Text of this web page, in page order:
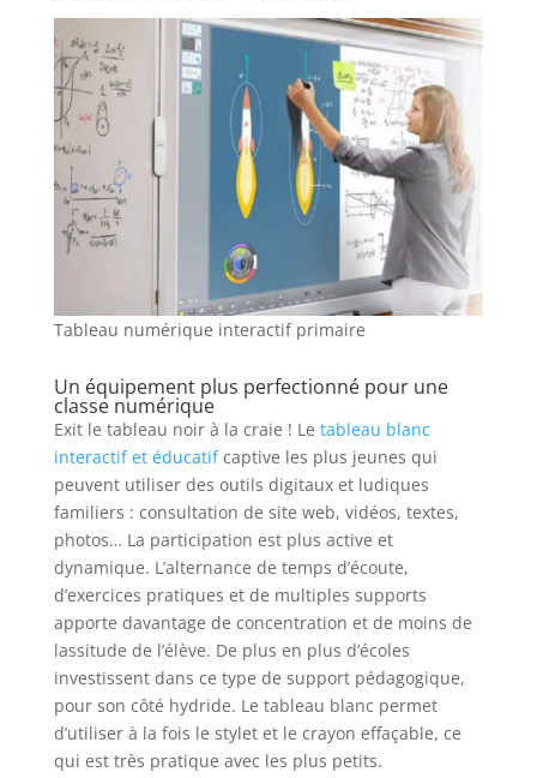
Tableau numérique interactif primaire
Un équipement plus perfectionné pour une
classe numérique
Exit le tableau noir à la craie ! Le tableau blanc
interactif et éducatifcaptive les plus jeunes qui
peuvent utiliser des outils digitaux et ludiques
familiers : consultation de site web, vidéos, textes,
photos… La participation est plus active et
dynamique. L’alternance de temps d’écoute,
d’exercices pratiques et de multiples supports
apporte davantage de concentration et de moins de
lassitude de l’élève. De plus en plus d’écoles
investissent dans ce type de support pédagogique,
pour son côté hydride. Le tableau blanc permet
d’utiliser à la fois le stylet et le crayon effaçable, ce
qui est très pratique avec les plus petits.